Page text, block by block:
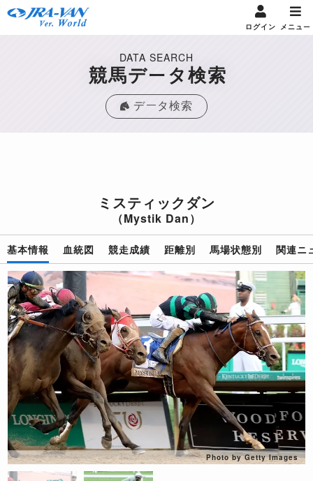
ログイン メニュー
DATA SEARCH
競馬データ検索
データ検索
ミスティックダン
（Mystik Dan）
基本情報 血統図 競走成績 距離別 馬場状態別 関連ニ
Photo by Getty Images